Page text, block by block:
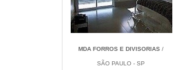
MDA FORROS E DIVISORIAS /
SÃO PAULO - SP